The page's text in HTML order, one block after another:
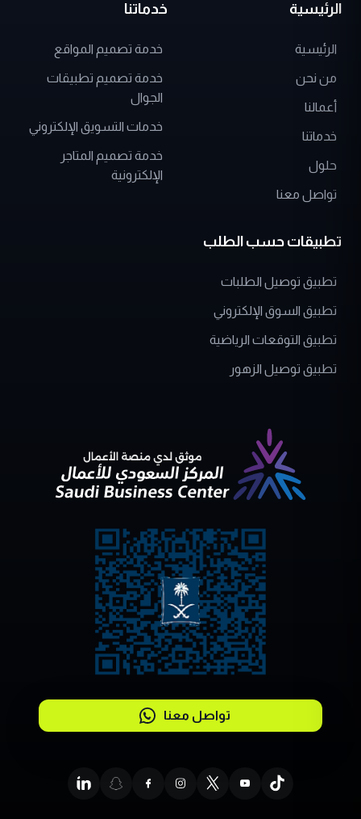
الرئيسية
الرئيسية
من نحن
أعمالنا
خدماتنا
حلول
تواصل معنا
خدماتنا
خدمة تصميم المواقع
خدمة تصميم تطبيقات
الجوال
خدمات التسويق الإلكتروني
خدمة تصميم المتاجر
الإلكترونية
تطبيقات حسب الطلب
تطبيق توصيل الطلبات
تطبيق السوق الإلكتروني
تطبيق التوقعات الرياضية
تطبيق توصيل الزهور
تواصل معنا